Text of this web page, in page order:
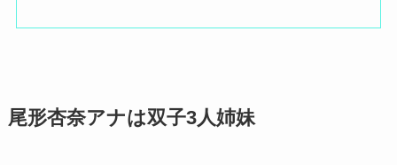
尾形杏奈アナは双子3人姉妹